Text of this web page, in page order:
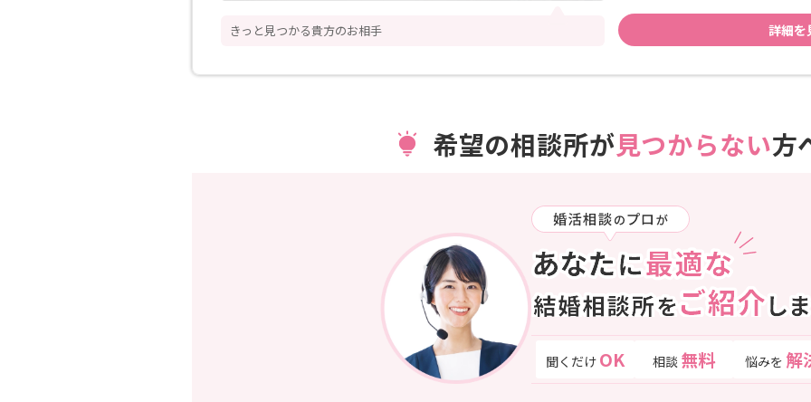
きっと見つかる貴方のお相手 詳細を
希望の相談所が見つからない方
聞くだけ OK 相談 無料 悩みを 解